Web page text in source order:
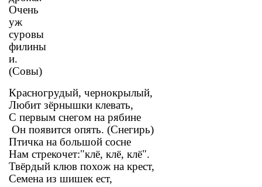
Очень
уж
суровы
филины
и.
(Совы)
Красногрудый, чернокрылый,
Любит зёрнышки клевать,
С первым снегом на рябине
Он появится опять. (Снегирь)
Птичка на большой сосне
Нам стрекочет:"клё, клё, клё".
Твёрдый клюв похож на крест,
Семена из шишек ест,